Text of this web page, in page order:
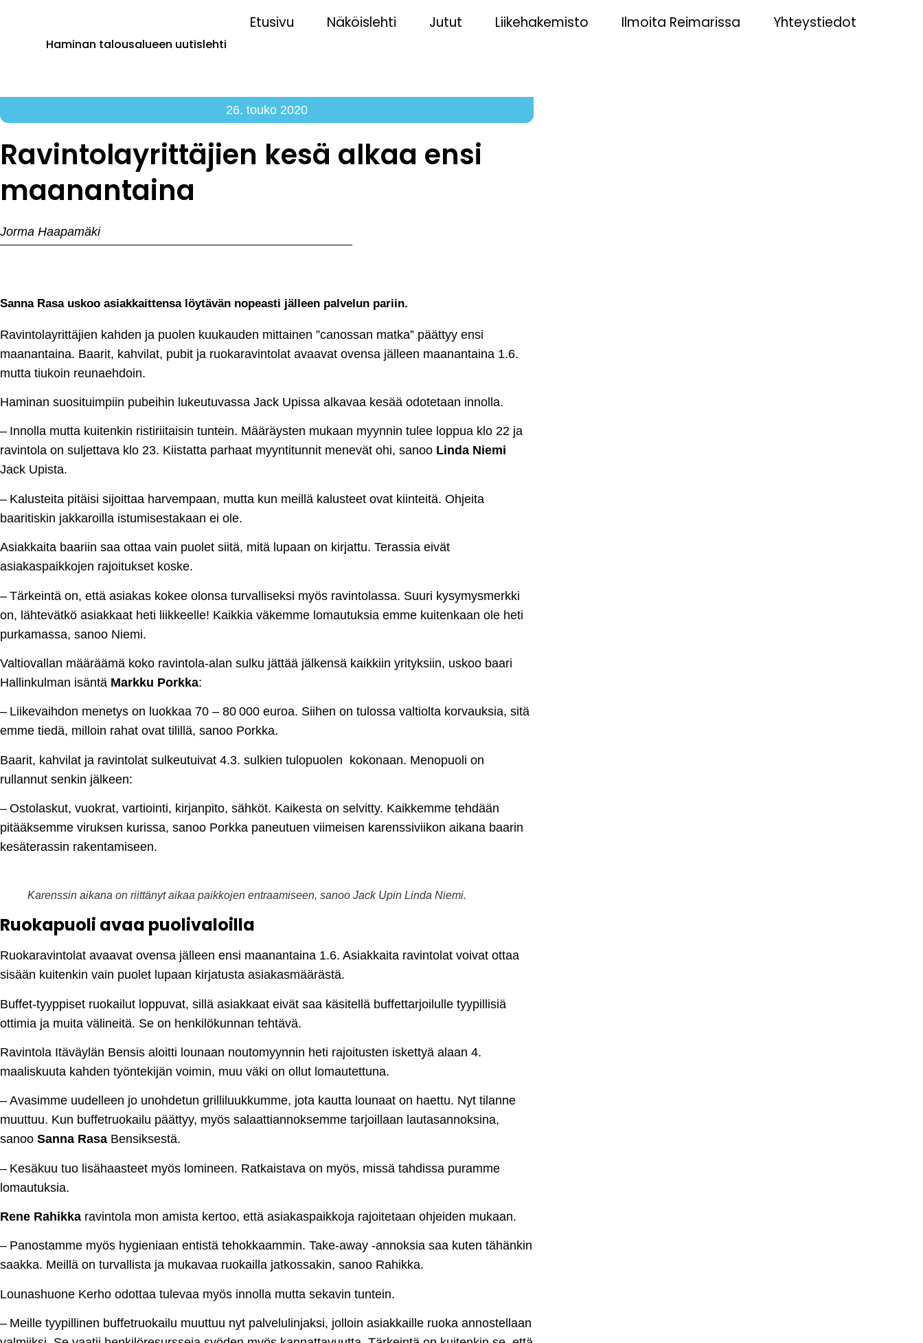
Haminan talousalueen uutislehti
Etusivu Näköislehti Jutut Liikehakemisto Ilmoita Reimarissa Yhteystiedot
26. touko 2020
Ravintolayrittäjien kesä alkaa ensi
maanantaina
Jorma Haapamäki
Sanna Rasa uskoo asiakkaittensa löytävän nopeasti jälleen palvelun pariin.
Ravintolayrittäjien kahden ja puolen kuukauden mittainen ”canossan matka” päättyy ensi
maanantaina. Baarit, kahvilat, pubit ja ruokaravintolat avaavat ovensa jälleen maanantaina 1.6.
mutta tiukoin reunaehdoin.
Haminan suosituimpiin pubeihin lukeutuvassa Jack Upissa alkavaa kesää odotetaan innolla.
– Innolla mutta kuitenkin ristiriitaisin tuntein. Määräysten mukaan myynnin tulee loppua klo 22 ja
ravintola on suljettava klo 23. Kiistatta parhaat myyntitunnit menevät ohi, sanoo Linda Niemi
Jack Upista.
– Kalusteita pitäisi sijoittaa harvempaan, mutta kun meillä kalusteet ovat kiinteitä. Ohjeita
baaritiskin jakkaroilla istumisestakaan ei ole.
Asiakkaita baariin saa ottaa vain puolet siitä, mitä lupaan on kirjattu. Terassia eivät
asiakaspaikkojen rajoitukset koske.
– Tärkeintä on, että asiakas kokee olonsa turvalliseksi myös ravintolassa. Suuri kysymysmerkki
on, lähtevätkö asiakkaat heti liikkeelle! Kaikkia väkemme lomautuksia emme kuitenkaan ole heti
purkamassa, sanoo Niemi.
Valtiovallan määräämä koko ravintola-alan sulku jättää jälkensä kaikkiin yrityksiin, uskoo baari
Hallinkulman isäntä Markku Porkka:
– Liikevaihdon menetys on luokkaa 70 – 80 000 euroa. Siihen on tulossa valtiolta korvauksia, sitä
emme tiedä, milloin rahat ovat tilillä, sanoo Porkka.
Baarit, kahvilat ja ravintolat sulkeutuivat 4.3. sulkien tulopuolen kokonaan. Menopuoli on
rullannut senkin jälkeen:
– Ostolaskut, vuokrat, vartiointi, kirjanpito, sähköt. Kaikesta on selvitty. Kaikkemme tehdään
pitääksemme viruksen kurissa, sanoo Porkka paneutuen viimeisen karenssiviikon aikana baarin
kesäterassin rakentamiseen.
Karenssin aikana on riittänyt aikaa paikkojen entraamiseen, sanoo Jack Upin Linda Niemi.
Ruokapuoli avaa puolivaloilla
Ruokaravintolat avaavat ovensa jälleen ensi maanantaina 1.6. Asiakkaita ravintolat voivat ottaa
sisään kuitenkin vain puolet lupaan kirjatusta asiakasmäärästä.
Buffet-tyyppiset ruokailut loppuvat, sillä asiakkaat eivät saa käsitellä buffet­tarjoilulle tyypillisiä
ottimia ja muita välineitä. Se on henkilökunnan tehtävä.
Ravintola Itäväylän Bensis aloitti lounaan noutomyynnin heti rajoitusten iskettyä alaan 4.
maaliskuuta kahden työntekijän voimin, muu väki on ollut lomautettuna.
– Avasimme uudelleen jo unohdetun grilliluukkumme, jota kautta lounaat on haettu. Nyt tilanne
muuttuu. Kun buffetruokailu päättyy, myös salaattiannoksemme tarjoillaan lautasannoksina,
sanoo Sanna Rasa Bensiksestä.
– Kesäkuu tuo lisähaasteet myös lomineen. Ratkaistava on myös, missä tahdissa puramme
lomautuksia.
Rene Rahikka ravintola mon amista kertoo, että asiakaspaikkoja rajoitetaan ohjeiden mukaan.
– Panostamme myös hygieniaan entistä tehokkaammin. Take-away -annoksia saa kuten tähänkin
saakka. Meillä on turvallista ja mukavaa ruokailla jatkossakin, sanoo Rahikka.
Lounashuone Kerho odottaa tulevaa myös innolla mutta sekavin tuntein.
– Meille tyypillinen buffetruokailu muuttuu nyt palvelulinjaksi, jolloin asiakkaille ruoka annostellaan